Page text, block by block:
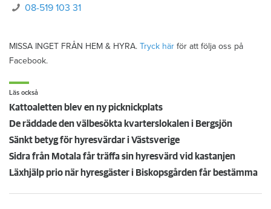
08-519 103 31
MISSA INGET FRÅN HEM & HYRA. Tryck här för att följa oss på
Facebook.
Läs också
Kattoaletten blev en ny picknickplats
De räddade den välbesökta kvarterslokalen i Bergsjön
Sänkt betyg för hyresvärdar i Västsverige
Sidra från Motala får träffa sin hyresvärd vid kastanjen
Läxhjälp prio när hyresgäster i Biskopsgården får bestämma